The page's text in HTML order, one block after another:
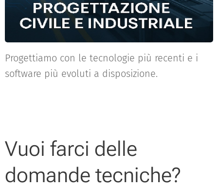
Progettiamo con le tecnologie più recenti e i
software più evoluti a disposizione.
Vuoi farci delle
domande tecniche?